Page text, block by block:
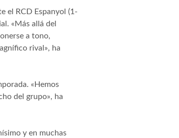
el RCD Espanyol (1-
«Más allá del
a tono,
rival», ha
«Hemos
del grupo», ha
y en muchas